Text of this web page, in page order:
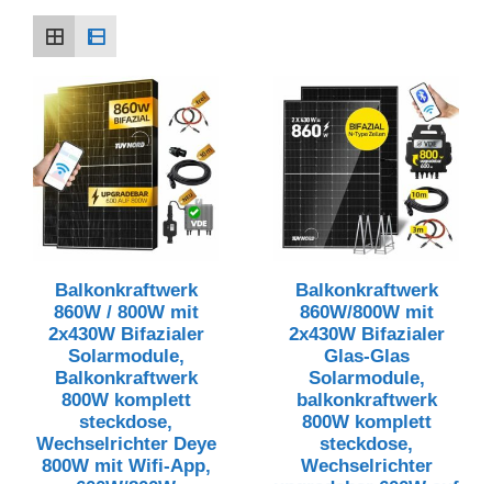
Balkonkraftwerk
860W / 800W mit
2x430W Bifazialer
Solarmodule,
Balkonkraftwerk
800W komplett
steckdose,
Wechselrichter Deye
800W mit Wifi-App,
Balkonkraftwerk
860W/800W mit
2x430W Bifazialer
Glas-Glas
Solarmodule,
balkonkraftwerk
800W komplett
steckdose,
Wechselrichter